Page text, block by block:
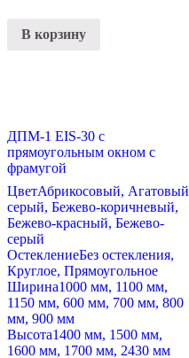
В корзину
ДПМ-1 EIS-30 с
прямоугольным окном с
фрамугой
ЦветАбрикосовый, Агатовый
серый, Бежево-коричневый,
Бежево-красный, Бежево-
серый
ОстеклениеБез остекления,
Круглое, Прямоугольное
Ширина1000 мм, 1100 мм,
1150 мм, 600 мм, 700 мм, 800
мм, 900 мм
Высота1400 мм, 1500 мм,
1600 мм, 1700 мм, 2430 мм